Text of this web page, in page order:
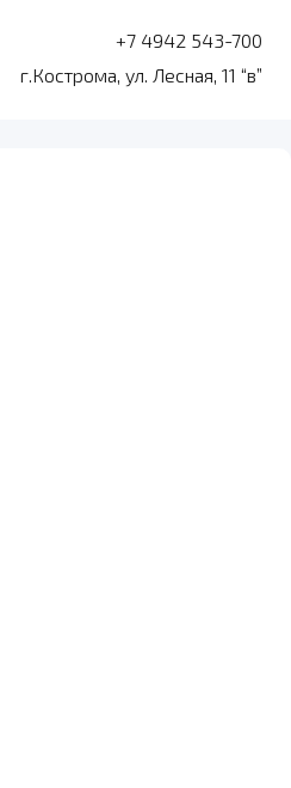
+7 4942 543-700
г.Кострома, ул. Лесная, 11 “в”